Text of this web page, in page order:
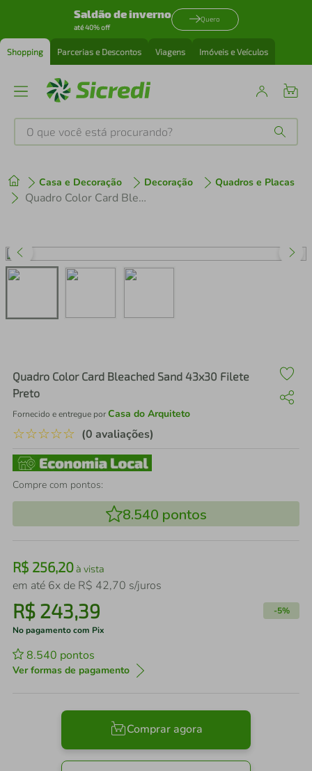
Saldão de inverno
até 40% off
Quero
Shopping Parcerias e Descontos Viagens Imóveis e Veículos
O que você está procurando?
Casa e Decoração Decoração Quadros e Placas
Quadro Color Card Bleached Sand 43x30 Filete Preto
Quadro Color Card Bleached Sand 43x30 Filete
Preto
Fornecido e entregue porCasa do Arquiteto
☆☆☆☆☆ (0 avaliações)
Compre com pontos:
8.540 pontos
R$ 256,20à vista
em até 6x de R$ 42,70 s/juros
R$ 243,39 -5%
No pagamento com Pix
8.540 pontos
Ver formas de pagamento
Comprar agora
1º tenis
perfume